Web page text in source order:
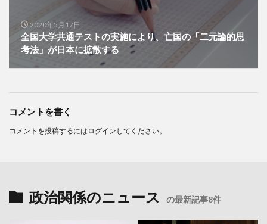
2020年5月17日
全国大学共通テストの実施により、亡国の「二元論的思
考法」が日本に拡散する
コメントを書く
コメントを投稿するには ログイン してください。
政治関係のニュース の最新記事8件